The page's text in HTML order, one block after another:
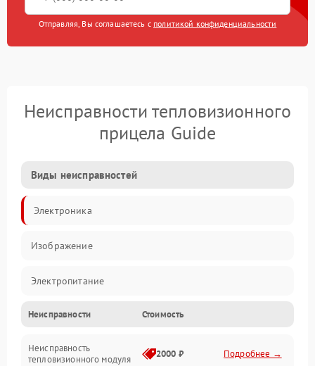
Отправляя, Вы соглашаетесь с политикой конфиденциальности
Неисправности тепловизионного
прицела Guide
Виды неисправностей
Электроника
Изображение
Электропитание
Измерения
Матрица
Неисправности Стоимость
Неисправность
тепловизионного модуля
2000 ₽ Подробнее →